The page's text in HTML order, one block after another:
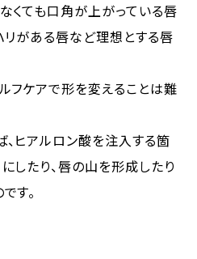
くても口角が上がっている唇
リがある唇など理想とする唇
フケアで形を変えることは難
ヒアルロン酸を注入する箇
したり、唇の山を形成したり
す。